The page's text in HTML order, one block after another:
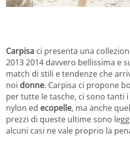
Carpisa ci presenta una
2013 2014 davvero bellissima e
match di stili e tendenze che
noi donne. Carpisa ci propone
per tutte le tasche, ci sono tanti
nylon ed ecopelle, ma anche
prezzi di queste ultime sono
alcuni casi ne vale proprio la